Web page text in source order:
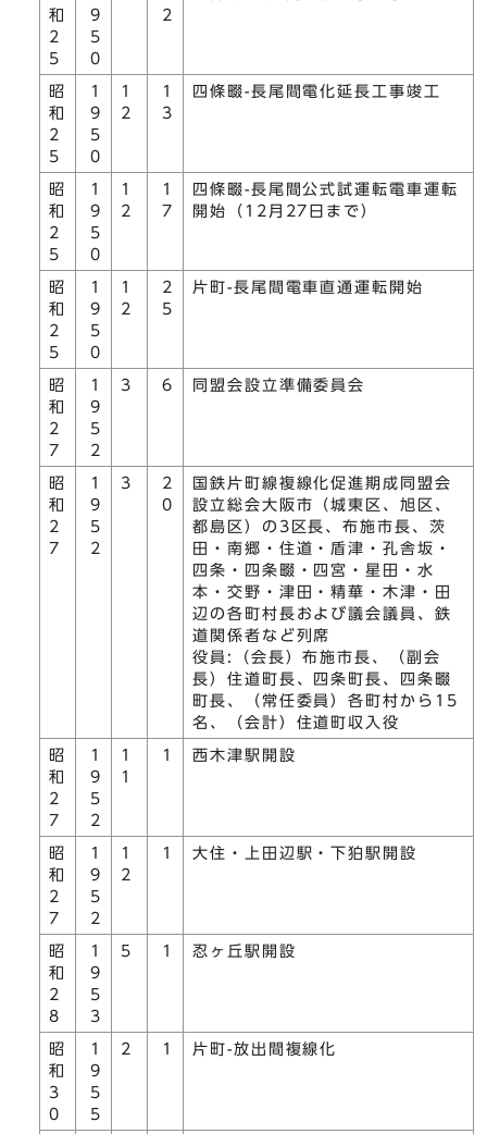
和
2
5
9
5
0
2
昭
和
2
5
1
9
5
0
1
2
1
3
四條畷-長尾間電化延長工事竣工
昭
和
2
5
1
9
5
0
1
2
1
7
四條畷-長尾間公式試運転電車運転
開始（12月27日まで）
昭
和
2
5
1
9
5
0
1
2
2
5
片町-長尾間電車直通運転開始
昭
和
2
7
1
9
5
2
3 6 同盟会設立準備委員会
昭
和
2
7
1
9
5
2
3
2
0
国鉄片町線複線化促進期成同盟会
設立総会大阪市（城東区、旭区、
都島区）の3区長、布施市長、茨
田・南郷・住道・盾津・孔舎坂・
四条・四条畷・四宮・星田・水
本・交野・津田・精華・木津・田
辺の各町村長および議会議員、鉄
道関係者など列席
役員:（会長）布施市長、（副会
長）住道町長、四条町長、四条畷
町長、（常任委員）各町村から15
名、（会計）住道町収入役
昭
和
2
7
1
9
5
2
1
1
1 西木津駅開設
昭
和
2
7
1
9
5
2
1
2
1 大住・上田辺駅・下狛駅開設
昭
和
2
8
1
9
5
3
5 1 忍ヶ丘駅開設
昭
和
3
0
1
9
5
5
2 1 片町-放出間複線化